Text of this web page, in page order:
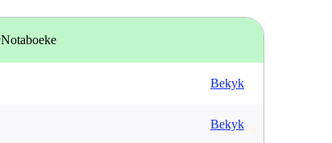
Notaboeke
Bekyk
Bekyk